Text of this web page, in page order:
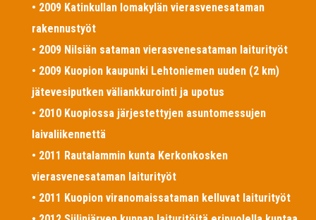
• 2009 Katinkullan lomakylän vierasvenesataman
rakennustyöt
• 2009 Nilsiän sataman vierasvenesataman laiturityöt
• 2009 Kuopion kaupunki Lehtoniemen uuden (2 km)
jätevesiputken väliankkurointi ja upotus
• 2010 Kuopiossa järjestettyjen asuntomessujen
laivaliikennettä
• 2011 Rautalammin kunta Kerkonkosken
vierasvenesataman laiturityöt
• 2011 Kuopion viranomaissataman kelluvat laiturityöt